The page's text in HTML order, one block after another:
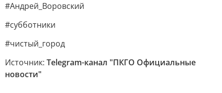
#Андрей_Воровский
#субботники
#чистый_город
Источник: Telegram-канал "ПКГО Официальные
новости"